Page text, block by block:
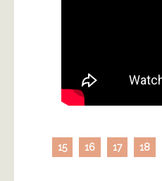
15 16 17 18